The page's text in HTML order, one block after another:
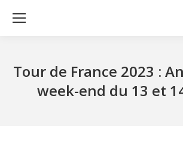
Tour de France 2023 :
week-end du 13 et